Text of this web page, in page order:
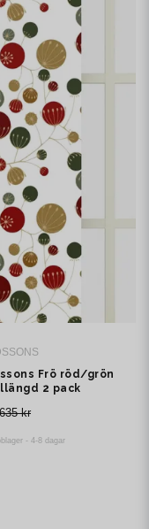
Frö röd/grön
2 pack
635 kr
- 4-8 dagar